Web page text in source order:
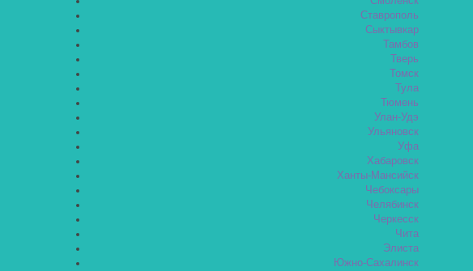
Ставрополь
Сыктывкар
Тамбов
Тверь
Томск
Тула
Тюмень
Улан-Удэ
Ульяновск
Уфа
Хабаровск
Ханты-Мансийск
Чебоксары
Челябинск
Черкесск
Чита
Элиста
Южно-Сахалинск